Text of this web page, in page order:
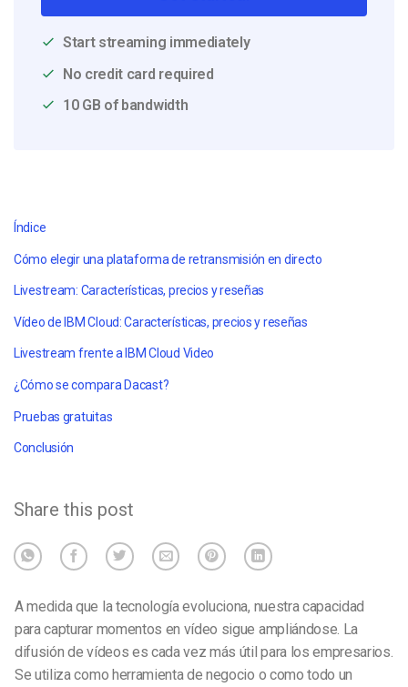
Start streaming immediately
No credit card required
10 GB of bandwidth
Índice
Cómo elegir una plataforma de retransmisión en directo
Livestream: Características, precios y reseñas
Vídeo de IBM Cloud: Características, precios y reseñas
Livestream frente a IBM Cloud Video
¿Cómo se compara Dacast?
Pruebas gratuitas
Conclusión
Share this post
A medida que la tecnología evoluciona, nuestra capacidad
para capturar momentos en vídeo sigue ampliándose. La
difusión de vídeos es cada vez más útil para los empresarios.
Se utiliza como herramienta de negocio o como todo un